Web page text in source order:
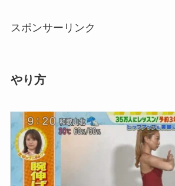
スポンサーリンク
やり方